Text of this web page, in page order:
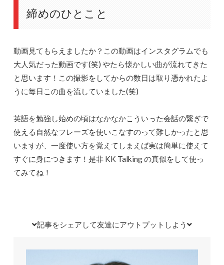
締めのひとこと
動画見てもらえましたか？この動画はインスタグラムでも
大人気だった動画です(笑) やたら懐かしい曲が流れてきた
と思います！この撮影をしてからの数日は取り憑かれたよ
うに毎日この曲を流していました(笑)
英語を勉強し始めの頃はなかなかこういった会話の繋ぎで
使える自然なフレーズを使いこなすのって難しかったと思
いますが、一度使い方を覚えてしまえば実は簡単に使えて
すぐに身につきます！是非 KK Talking の真似をして使っ
てみてね！
記事をシェアして友達にアウトプットしよう